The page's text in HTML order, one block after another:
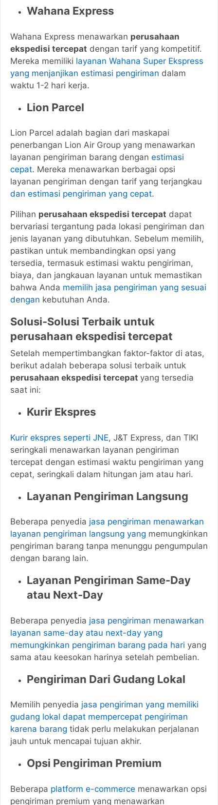
Wahana Express
Wahana Express menawarkan perusahaan
ekspedisi tercepat dengan tarif yang kompetitif.
Mereka memiliki layanan Wahana Super Ekspress
yang menjanjikan estimasi pengiriman dalam
waktu 1-2 hari kerja.
Lion Parcel
Lion Parcel adalah bagian dari maskapai
penerbangan Lion Air Group yang menawarkan
layanan pengiriman barang dengan estimasi
cepat. Mereka menawarkan berbagai opsi
layanan pengiriman dengan tarif yang terjangkau
dan estimasi pengiriman yang cepat.
Pilihan perusahaan ekspedisi tercepat dapat
bervariasi tergantung pada lokasi pengiriman dan
jenis layanan yang dibutuhkan. Sebelum memilih,
pastikan untuk membandingkan opsi yang
tersedia, termasuk estimasi waktu pengiriman,
biaya, dan jangkauan layanan untuk memastikan
bahwa Anda memilih jasa pengiriman yang sesuai
dengan kebutuhan Anda.
Solusi-Solusi Terbaik untuk
perusahaan ekspedisi tercepat
Setelah mempertimbangkan faktor-faktor di atas,
berikut adalah beberapa solusi terbaik untuk
perusahaan ekspedisi tercepat yang tersedia
saat ini:
Kurir Ekspres
Kurir ekspres seperti JNE, J&T Express, dan TIKI
seringkali menawarkan layanan pengiriman
tercepat dengan estimasi waktu pengiriman yang
cepat, seringkali dalam hitungan jam atau hari.
Layanan Pengiriman Langsung
Beberapa penyedia jasa pengiriman menawarkan
layanan pengiriman langsung yang memungkinkan
pengiriman barang tanpa menunggu pengumpulan
dengan barang lain.
Layanan Pengiriman Same-Day
atau Next-Day
Beberapa penyedia jasa pengiriman menawarkan
layanan same-day atau next-day yang
memungkinkan pengiriman barang pada hari yang
sama atau keesokan harinya setelah pembelian.
Pengiriman Dari Gudang Lokal
Memilih penyedia jasa pengiriman yang memiliki
gudang lokal dapat mempercepat pengiriman
karena barang tidak perlu melakukan perjalanan
jauh untuk mencapai tujuan akhir.
Opsi Pengiriman Premium
Beberapa platform e-commerce menawarkan opsi
pengiriman premium yang menawarkan